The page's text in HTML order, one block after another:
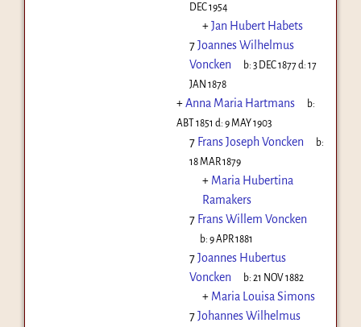
DEC 1954
+Jan Hubert Habets
7Joannes Wilhelmus
Voncken
b:3 DEC 1877d:17
JAN 1878
+Anna Maria Hartmans
b:
ABT 1851 d: 9 MAY 1903
7 Frans Joseph Voncken
b:
18 MAR 1879
+ Maria Hubertina
Ramakers
7 Frans Willem Voncken
b:9 APR 1881
7Joannes Hubertus
Voncken
b:21 NOV 1882
+ Maria Louisa Simons
7Johannes Wilhelmus